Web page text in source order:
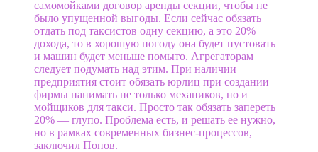
самомойками договор аренды секции, чтобы не
было упущенной выгоды. Если сейчас обязать
отдать под таксистов одну секцию, а это 20%
дохода, то в хорошую погоду она будет пустовать
и машин будет меньше помыто. Агрегаторам
следует подумать над этим. При наличии
предприятия стоит обязать юрлиц при создании
фирмы нанимать не только механиков, но и
мойщиков для такси. Просто так обязать запереть
20% — глупо. Проблема есть, и решать ее нужно,
но в рамках современных бизнес-процессов, —
заключил Попов.